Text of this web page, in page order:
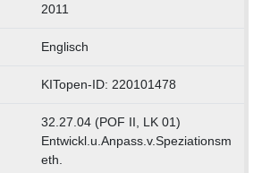
2011
Englisch
KITopen-ID: 220101478
32.27.04 (POF II, LK 01)
Entwickl.u.Anpass.v.Speziationsm
eth.